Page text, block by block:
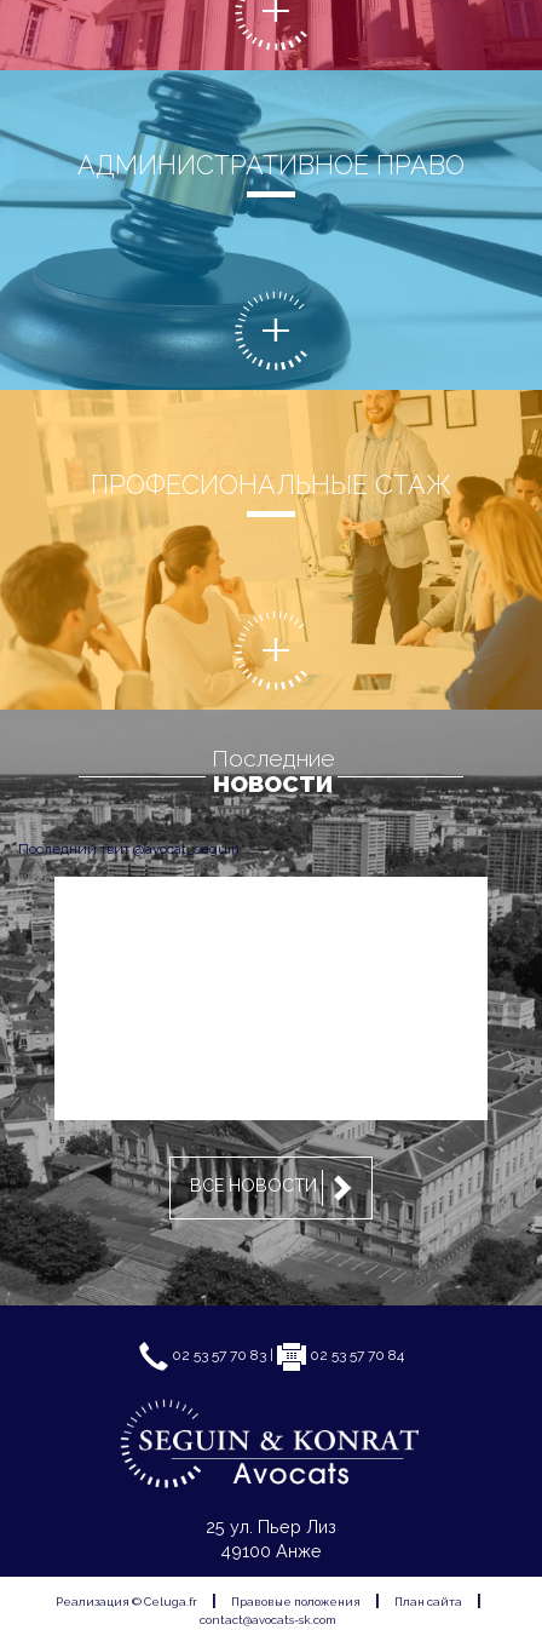
АДМИНИСТРАТИВНОЕ ПРАВО
ПРОФЕСИОНАЛЬНЫЕ СТАЖ
Последние
НОВОСТИ
Последний твит @avocat_seguin
ВСЕ НОВОСТИ
02 53 57 70 83 | 02 53 57 70 84
25 ул. Пьер Лиз
49100 Анже
Реализация ©Celuga.fr | Правовые положения | План сайта |
contact@avocats-sk.com